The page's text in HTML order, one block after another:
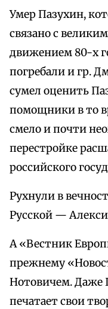
Умер Пазухин,
связано с великим
движением 80-х
погребали и гр.
сумел оценить
помощники в то
смело и почти
перестройке
российского
Рухнули в
Русской —
А «Вестник
прежнему
Нотовичем. Даже
печатает свои